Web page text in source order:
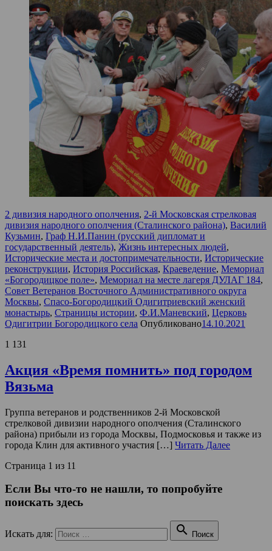
2 дивизия народного ополчения, 2-й Московская стрелковая
дивизия народного ополчения (Сталинского района), Василий
Кузьмин, Граф Н.И.Панин (русский дипломат и
государственный деятель), Жизнь интересных людей,
Исторические места и достопримечательности, Исторические
реконструкции, История Российская, Краеведение, Мемориал
«Богородицкое поле», Мемориал на месте лагеря ДУЛАГ 184,
Совет Ветеранов Восточного Административного округа
Москвы, Спасо-Богородицкий Одигитриевский женский
монастырь, Страницы истории, Ф.И.Маневский, Церковь
Одигитрии Богородицкого села Опубликовано14.10.2021
1 131
Акция «Время помнить» под городом
Вязьма
Группа ветеранов и родственников 2-й Московской
стрелковой дивизии народного ополчения (Сталинского
района) прибыли из города Москвы, Подмосковья и также из
города Клин для активного участия […] Читать Далее
Страница 1 из 11
Если Вы что-то не нашли, то попробуйте
поискать здесь
Искать для:  Поиск